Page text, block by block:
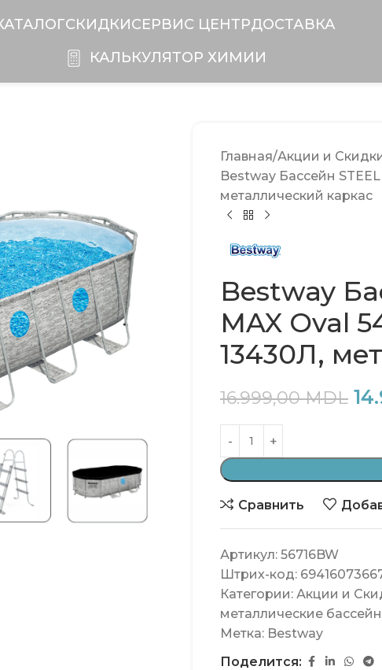
СКИДКИCЕРВИС ЦЕНТРДОСТАВКА
КАЛЬКУЛЯТОР ХИМИИ
Главная Акции и
Bestway Бассейн
металлический каркас
Bestway
MAX Oval
13430Л,
16.999,00MDL
Сравнить
Артикул: 56716BW
Штрих-код:
Категории: Акции и
металлические
Метка: Bestway
Поделится: